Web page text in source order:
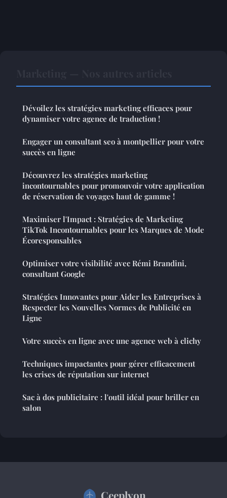
Dévoilez les stratégies marketing efficaces pour
dynamiser votre agence de traduction !
Engager un consultant seo à montpellier pour votre
succès en ligne
Découvrez les stratégies marketing
incontournables pour promouvoir votre application
de réservation de voyages haut de gamme !
Maximiser l'Impact : Stratégies de Marketing
TikTok Incontournables pour les Marques de Mode
Écoresponsables
Optimiser votre visibilité avec Rémi Brandini,
consultant Google
Stratégies Innovantes pour Aider les Entreprises à
Respecter les Nouvelles Normes de Publicité en
Ligne
Votre succès en ligne avec une agence web à clichy
Techniques impactantes pour gérer efficacement
les crises de réputation sur internet
Sac à dos publicitaire : l'outil idéal pour briller en
salon
Ceeplyon